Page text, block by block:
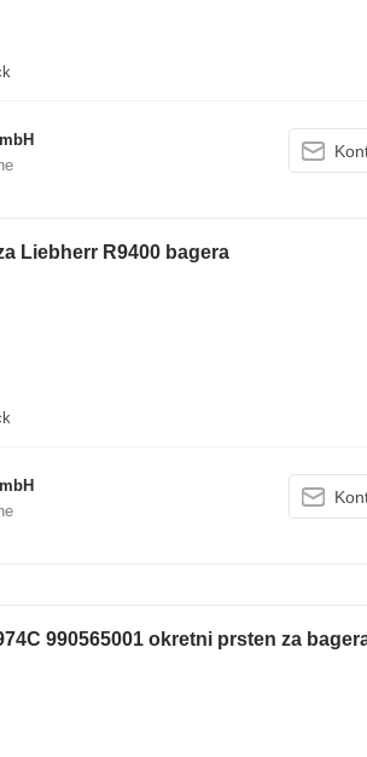
Liebherr R9400 bagera
990565001 okretni prsten za